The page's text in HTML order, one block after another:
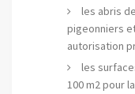
les abris
pigeonniers
autorisation
les
100 m2 pour